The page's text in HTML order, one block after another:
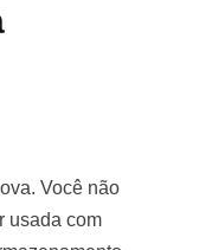
Você não
usada com